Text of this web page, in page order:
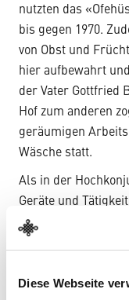
Diese Webseite
nutzten das
bis gegen 1970.
von Obst und
hier aufbewahrt
der Vater Gottfried
Hof zum anderen
geräumigen
Wäsche statt.
Als in der
Geräte und
Weiler Breitenried
Freilichtmuseum